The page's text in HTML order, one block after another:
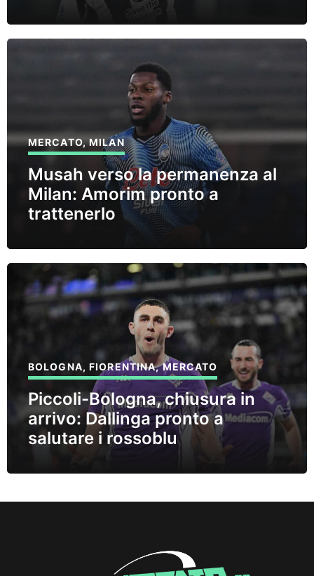
MERCATO,MILAN
Musah verso la permanenza al
Milan: Amorim pronto a
trattenerlo
BOLOGNA,FIORENTINA,MERCATO
Piccoli-Bologna, chiusura in
arrivo: Dallinga pronto a
salutare i rossoblu